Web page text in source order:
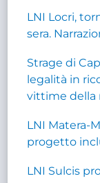
LNI Locri,
sera.
Strage di
legalità in
vittime della
LNI Matera-
progetto
LNI Sulcis